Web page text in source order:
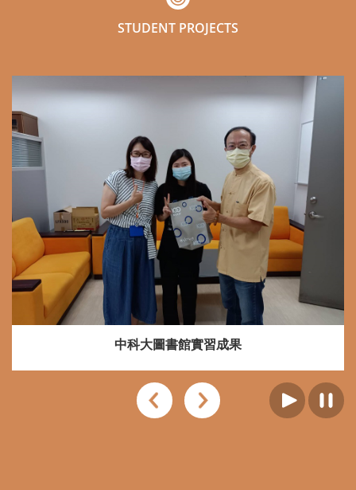
STUDENT PROJECTS
中科大圖書館實習成果